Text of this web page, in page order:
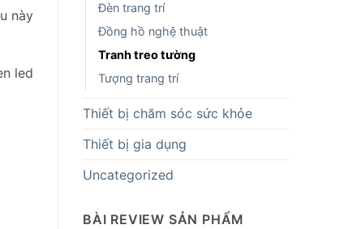
Đèn trang trí
Đồng hồ nghệ thuật
Tranh treo tường
Tượng trang trí
Thiết bị chăm sóc sức khỏe
Thiết bị gia dụng
Uncategorized
BÀI REVIEW SẢN PHẨM
này
led